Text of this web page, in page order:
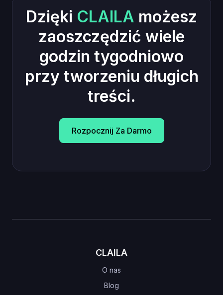
Dzięki CLAILA możesz
zaoszczędzić wiele
godzin tygodniowo
przy tworzeniu długich
treści.
Rozpocznij Za Darmo
CLAILA
O nas
Blog